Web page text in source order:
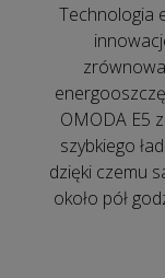
Technologia
OMODA E5
szybkiego
dzięki czemu
około pół